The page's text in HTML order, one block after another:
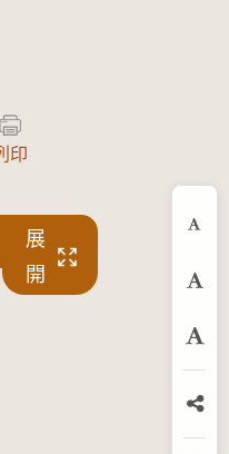
印
展
開
放
分